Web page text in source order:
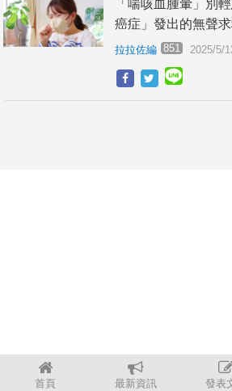
首頁 最新資訊 發表
「喘咳血腫暈」別
癌症」發出的無聲求
拉拉佐編 851 2025/5/